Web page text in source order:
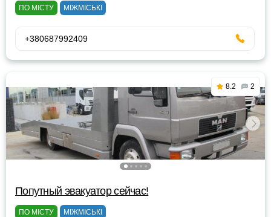
ПО МІСТУ МІЖМІСЬКІ
+380687992409
8.2 2
Попутный эвакуатор сейчас!
ПО МІСТУ МІЖМІСЬКІ